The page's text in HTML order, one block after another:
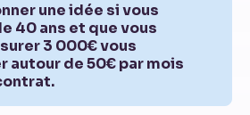
une idée si vous
40 ans et que vous
3 000€ vous
autour de 50€ par mois